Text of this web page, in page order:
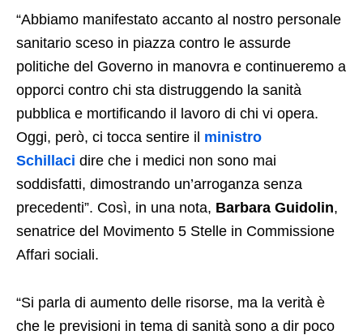
“Abbiamo manifestato accanto al nostro personale
sanitario sceso in piazza contro le assurde
politiche del Governo in manovra e continueremo a
opporci contro chi sta distruggendo la sanità
pubblica e mortificando il lavoro di chi vi opera.
Oggi, però, ci tocca sentire il ministro
Schillaci dire che i medici non sono mai
soddisfatti, dimostrando un’arroganza senza
precedenti”. Così, in una nota, Barbara Guidolin,
senatrice del Movimento 5 Stelle in Commissione
Affari sociali.
“Si parla di aumento delle risorse, ma la verità è
che le previsioni in tema di sanità sono a dir poco